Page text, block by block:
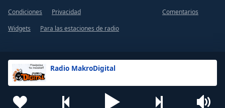
Radio MakroDigital
Condiciones
Privacidad
Comentarios
Widgets
Para las estaciones de radio